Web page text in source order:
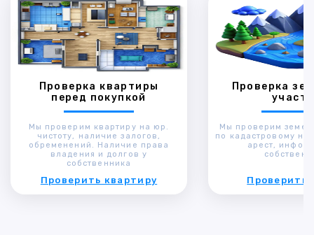
Проверка квартиры
перед покупкой
Мы проверим квартиру на юр.
чистоту, наличие залогов,
обременений. Наличие права
владения и долгов у
собственника
Проверить квартиру
Проверка
Мы проверим
по кадастровому
арест,
Проверить